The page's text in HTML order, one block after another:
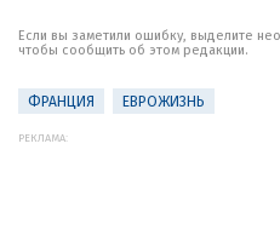
Если вы заметили ошибку, выделите
чтобы сообщить об этом редакции.
ФРАНЦИЯ ЕВРОЖИЗНЬ
РЕКЛАМА: